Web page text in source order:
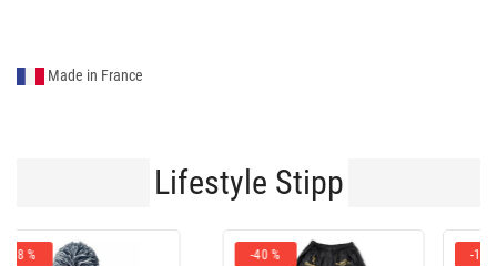
Made in France
Lifestyle Stipp
-10 %